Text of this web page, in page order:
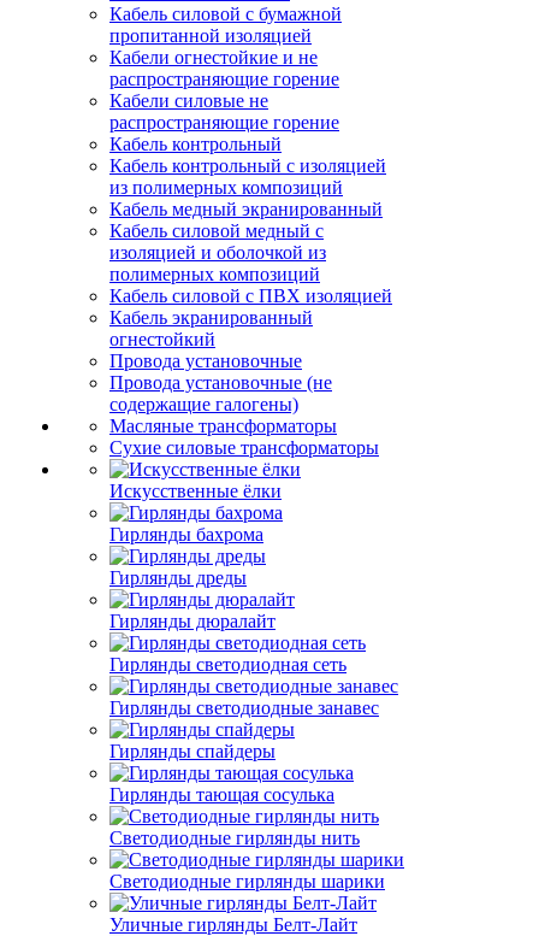
Кабель силовой с бумажной
пропитанной изоляцией
Кабели огнестойкие и не
распространяющие горение
Кабели силовые не
распространяющие горение
Кабель контрольный
Кабель контрольный с изоляцией
из полимерных композиций
Кабель медный экранированный
Кабель силовой медный с
изоляцией и оболочкой из
полимерных композиций
Кабель силовой с ПВХ изоляцией
Кабель экранированный
огнестойкий
Провода установочные
Провода установочные (не
содержащие галогены)
Масляные трансформаторы
Сухие силовые трансформаторы
Искусственные ёлки
Гирлянды бахрома
Гирлянды дреды
Гирлянды дюралайт
Гирлянды светодиодная сеть
Гирлянды светодиодные занавес
Гирлянды спайдеры
Гирлянды тающая сосулька
Светодиодные гирлянды нить
Светодиодные гирлянды шарики
Уличные гирлянды Белт-Лайт